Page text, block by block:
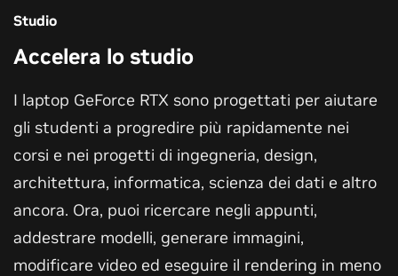
Studio
Accelera lo studio
I laptop GeForce RTX sono progettati per aiutare
gli studenti a progredire più rapidamente nei
corsi e nei progetti di ingegneria, design,
architettura, informatica, scienza dei dati e altro
ancora. Ora, puoi ricercare negli appunti,
addestrare modelli, generare immagini,
modificare video ed eseguire il rendering in meno